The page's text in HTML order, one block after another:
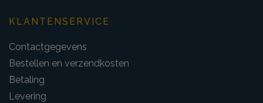
KLANTENSERVICE
Contactgegevens
Bestellen en verzendkosten
Betaling
Levering